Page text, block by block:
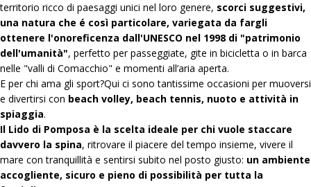
territorio ricco di paesaggi unici nel loro genere, scorci suggestivi,
una natura che é così particolare, variegata da fargli
ottenere l'onoreficenza dall'UNESCO nel 1998 di "patrimonio
dell'umanità", perfetto per passeggiate, gite in bicicletta o in barca
nelle "valli di Comacchio" e momenti all’aria aperta.
E per chi ama gli sport?Qui ci sono tantissime occasioni per muoversi
e divertirsi con beach volley, beach tennis, nuoto e attività in
spiaggia.
Il Lido di Pomposa è la scelta ideale per chi vuole staccare
davvero la spina, ritrovare il piacere del tempo insieme, vivere il
mare con tranquillità e sentirsi subito nel posto giusto: un ambiente
accogliente, sicuro e pieno di possibilità per tutta la